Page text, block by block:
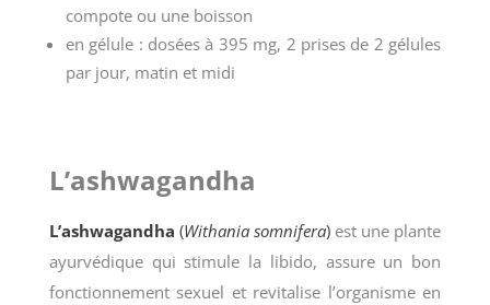
compote ou une boisson
en gélule : dosées à 395 mg, 2 prises de 2 gélules
par jour, matin et midi
L’ashwagandha
L’ashwagandha (Withania somnifera)est une plante
ayurvédique qui stimule la libido, assure un bon
fonctionnement sexuel et revitalise l’organisme en